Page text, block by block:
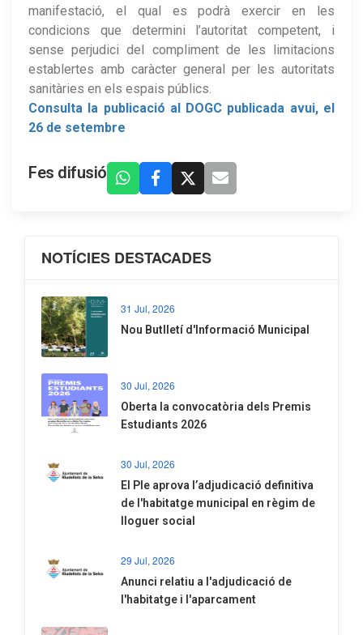
manifestació, el qual es podrà exercir en les
condicions que determini l’autoritat competent, i
sense perjudici del compliment de les limitacions
establertes amb caràcter general per les autoritats
sanitàries en els espais públics.
Consulta la publicació al DOGC publicada avui, el
26 de setembre
Fes difusió
NOTÍCIES DESTACADES
31 Jul, 2026
Nou Butlletí d'Informació Municipal
30 Jul, 2026
Oberta la convocatòria dels Premis
Estudiants 2026
30 Jul, 2026
El Ple aprova l’adjudicació definitiva
de l'habitatge municipal en règim de
lloguer social
29 Jul, 2026
Anunci relatiu a l'adjudicació de
l'habitatge i l'aparcament